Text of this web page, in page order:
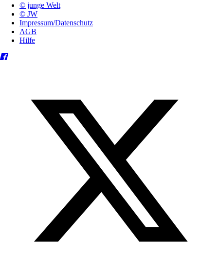
© junge Welt
© JW
Impressum/Datenschutz
AGB
Hilfe